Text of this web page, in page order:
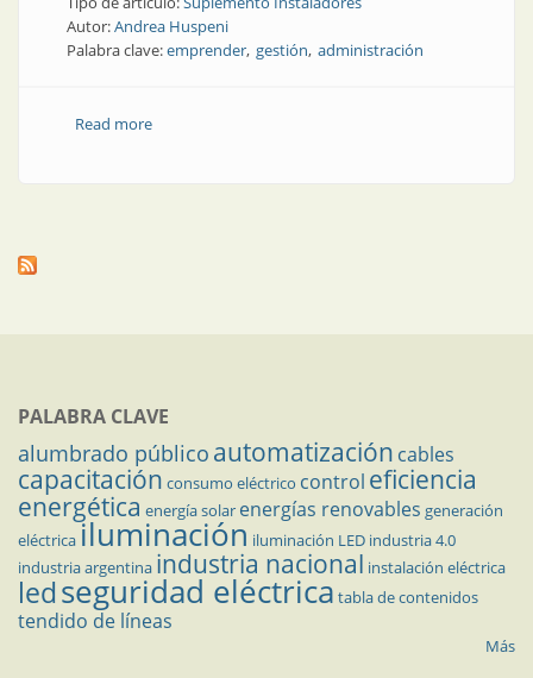
Autor:Andrea Huspeni
Palabra clave:emprender gestión administración
Read moreabout 14 diferenciales del emprendedor y la
PALABRA CLAVE
alumbrado público automatización cables
capacitación consumo eléctrico control eficiencia
energética energía solar energías renovables generación
eléctricailuminación iluminación LED industria 4.0
industria argentina industria nacional instalación eléctrica
ledseguridad eléctrica tabla de contenidos
tendido de líneas
Más